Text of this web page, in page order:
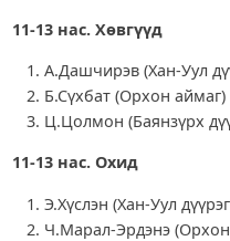
11-13 нас. Хөвгүүд
А.Дашчирэв (Хан-
Б.Сүхбат
Ц.Цолмон
11-13 нас. Охид
Э.Хүслэн (Хан-
Ч.Марал-Эрдэнэ